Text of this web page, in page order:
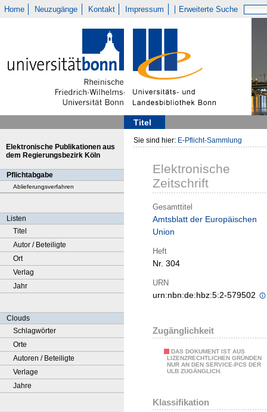
Home Neuzugänge Kontakt Impressum Erweiterte Suche
Titel
Elektronische Publikationen aus
dem Regierungsbezirk Köln
Pflichtabgabe
Ablieferungsverfahren
Listen
Titel
Autor / Beteiligte
Ort
Verlag
Jahr
Clouds
Schlagwörter
Orte
Autoren / Beteiligte
Verlage
Jahre
Sie sind hier: E-Pflicht-Sammlung
Elektronische
Zeitschrift
Gesamttitel
Amtsblatt der Europäischen
Union
Heft
Nr. 304
URN
urn:nbn:de:hbz:5:2-579502
Zugänglichkeit
DAS DOKUMENT IST AUS
LIZENZRECHTLICHEN GRÜNDEN
NUR AN DEN SERVICE-PCS DER
ULB ZUGÄNGLICH.
Klassifikation